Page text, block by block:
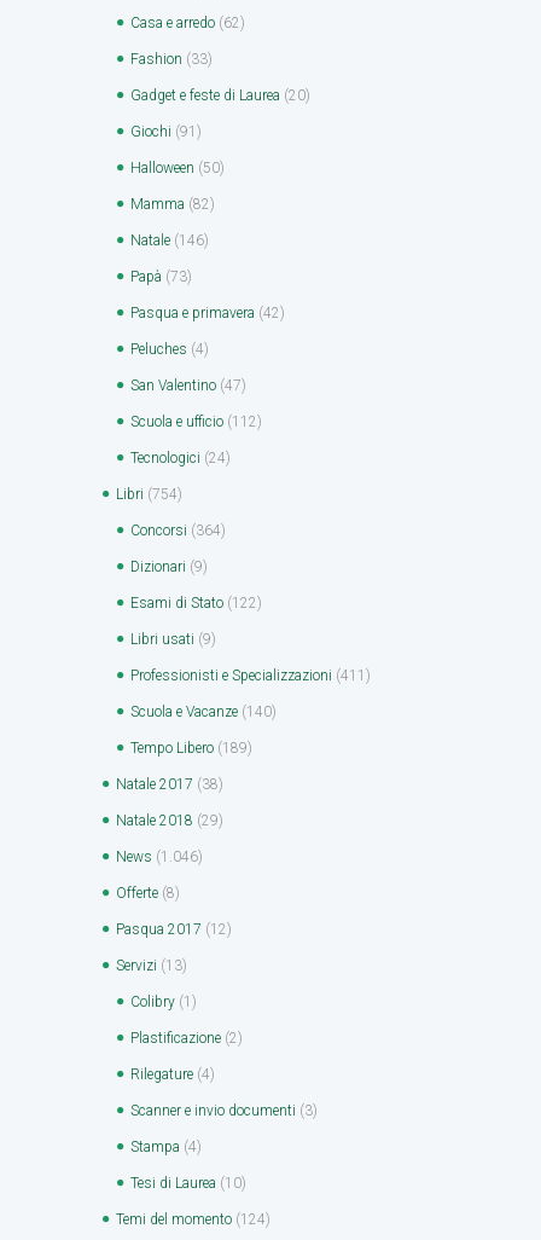
Casa e arredo (62)
Fashion (33)
Gadget e feste di Laurea (20)
Giochi (91)
Halloween (50)
Mamma (82)
Natale (146)
Papà (73)
Pasqua e primavera (42)
Peluches (4)
San Valentino (47)
Scuola e ufficio (112)
Tecnologici (24)
Libri (754)
Concorsi (364)
Dizionari (9)
Esami di Stato (122)
Libri usati (9)
Professionisti e Specializzazioni (411)
Scuola e Vacanze (140)
Tempo Libero (189)
Natale 2017 (38)
Natale 2018 (29)
News (1.046)
Offerte (8)
Pasqua 2017 (12)
Servizi (13)
Colibry (1)
Plastificazione (2)
Rilegature (4)
Scanner e invio documenti (3)
Stampa (4)
Tesi di Laurea (10)
Temi del momento (124)